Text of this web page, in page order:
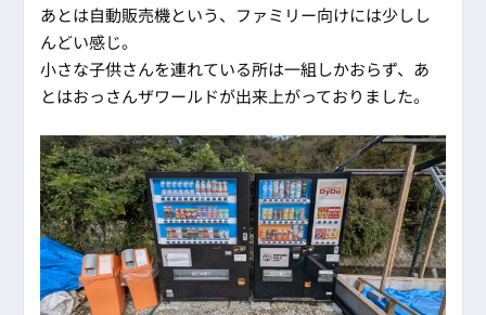
あとは自動販売機という、ファミリー向けには少しし
んどい感じ。
小さな子供さんを連れている所は一組しかおらず、あ
とはおっさんザワールドが出来上がっておりました。